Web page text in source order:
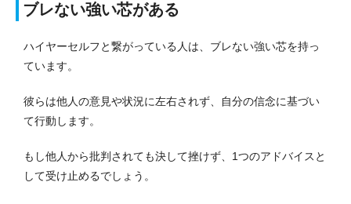
ブレない強い芯がある
ハイヤーセルフと繋がっている人は、ブレない強い芯を持っ
ています。
彼らは他人の意見や状況に左右されず、自分の信念に基づい
て行動します。
もし他人から批判されても決して挫けず、1つのアドバイスと
して受け止めるでしょう。